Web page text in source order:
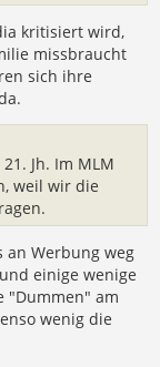
kritisiert wird,
missbraucht
sich ihre
Jh. Im MLM
weil wir die
an Werbung weg
einige wenige
"Dummen" am
wenig die